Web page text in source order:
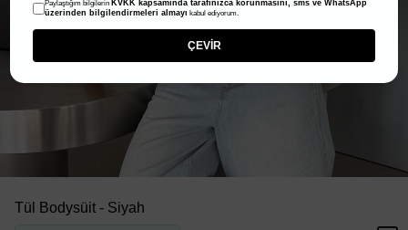
Tül Bodysüit - Siyah
Paylaştığım bilgilerin KVKK kapsamında tarafınızca korunmasını, sms ve WhatsApp
üzerinden bilgilendirmeleri almayı kabul ediyorum.
ÇEVİR